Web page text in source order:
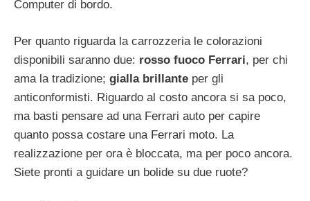
Computer di bordo.
Per quanto riguarda la carrozzeria le colorazioni
disponibili saranno due: rosso fuoco Ferrari, per chi
ama la tradizione; gialla brillante per gli
anticonformisti. Riguardo al costo ancora si sa poco,
ma basti pensare ad una Ferrari auto per capire
quanto possa costare una Ferrari moto. La
realizzazione per ora è bloccata, ma per poco ancora.
Siete pronti a guidare un bolide su due ruote?